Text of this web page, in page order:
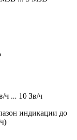
ч ... 10 Зв/ч
индикации до